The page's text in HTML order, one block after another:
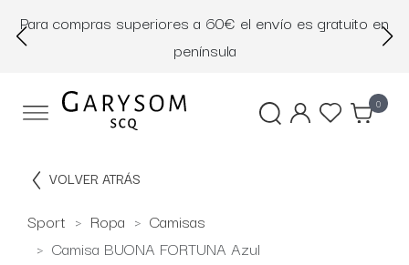
Para compras superiores a 60€ el envío es gratuito en
península
0
VOLVER ATRÁS
Sport Ropa
Camisas
Camisa BUONA FORTUNA Azul